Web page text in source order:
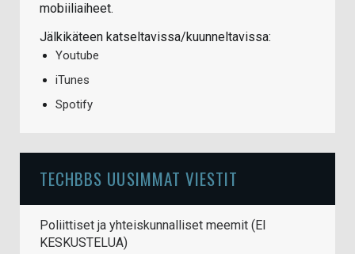
mobiiliaiheet.
Jälkikäteen katseltavissa/kuunneltavissa:
Youtube
iTunes
Spotify
TECHBBS UUSIMMAT VIESTIT
Poliittiset ja yhteiskunnalliset meemit (EI
KESKUSTELUA)